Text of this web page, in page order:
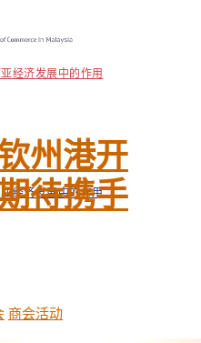
经济发展中的作用
经济发展中的作用
州港开
待携手
商会活动